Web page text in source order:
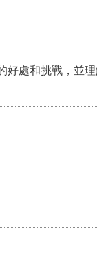
好處和挑戰，並